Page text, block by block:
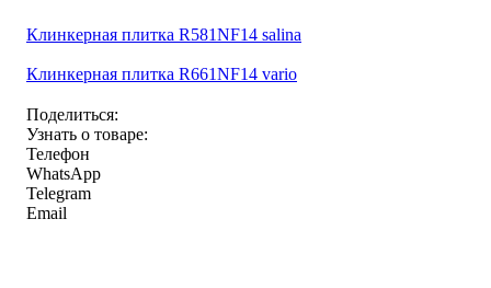
Клинкерная плитка R581NF14 salina
Клинкерная плитка R661NF14 vario
Поделиться:
Узнать о товаре:
Телефон
WhatsApp
Telegram
Email